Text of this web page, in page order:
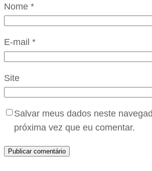
Nome *
E-mail *
Site
Salvar meus dados neste
próxima vez que eu comentar.